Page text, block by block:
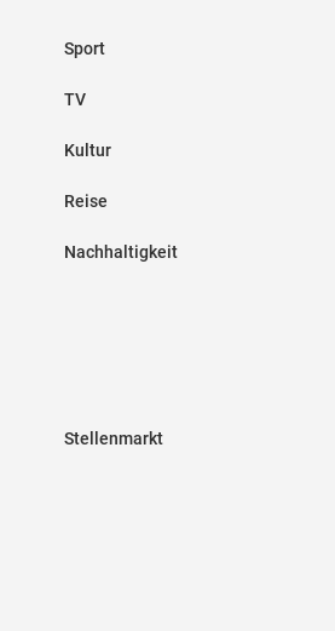
Sport
TV
Kultur
Reise
Nachhaltigkeit
Stellenmarkt